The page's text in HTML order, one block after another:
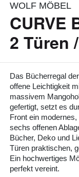
WOLF MÖBEL
CURVE
2 Türen
Das Bücherregal
offene Leichtigkeit
massivem
gefertigt, setzt es
Front ein
sechs offenen
Bücher, Deko und
Türen praktischen,
Ein hochwertiges
perfekt vereint.